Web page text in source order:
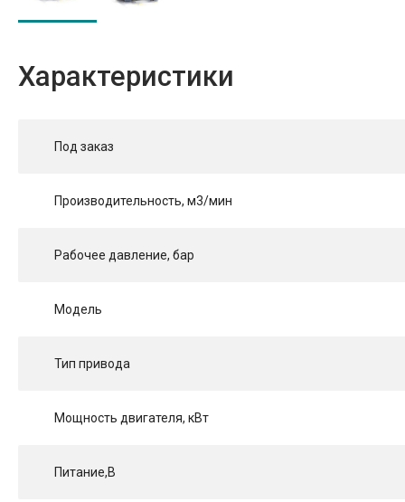
Характеристики
Под заказ
Производительность, м3/мин
Рабочее давление, бар
Модель
Тип привода
Мощность двигателя, кВт
Питание,В